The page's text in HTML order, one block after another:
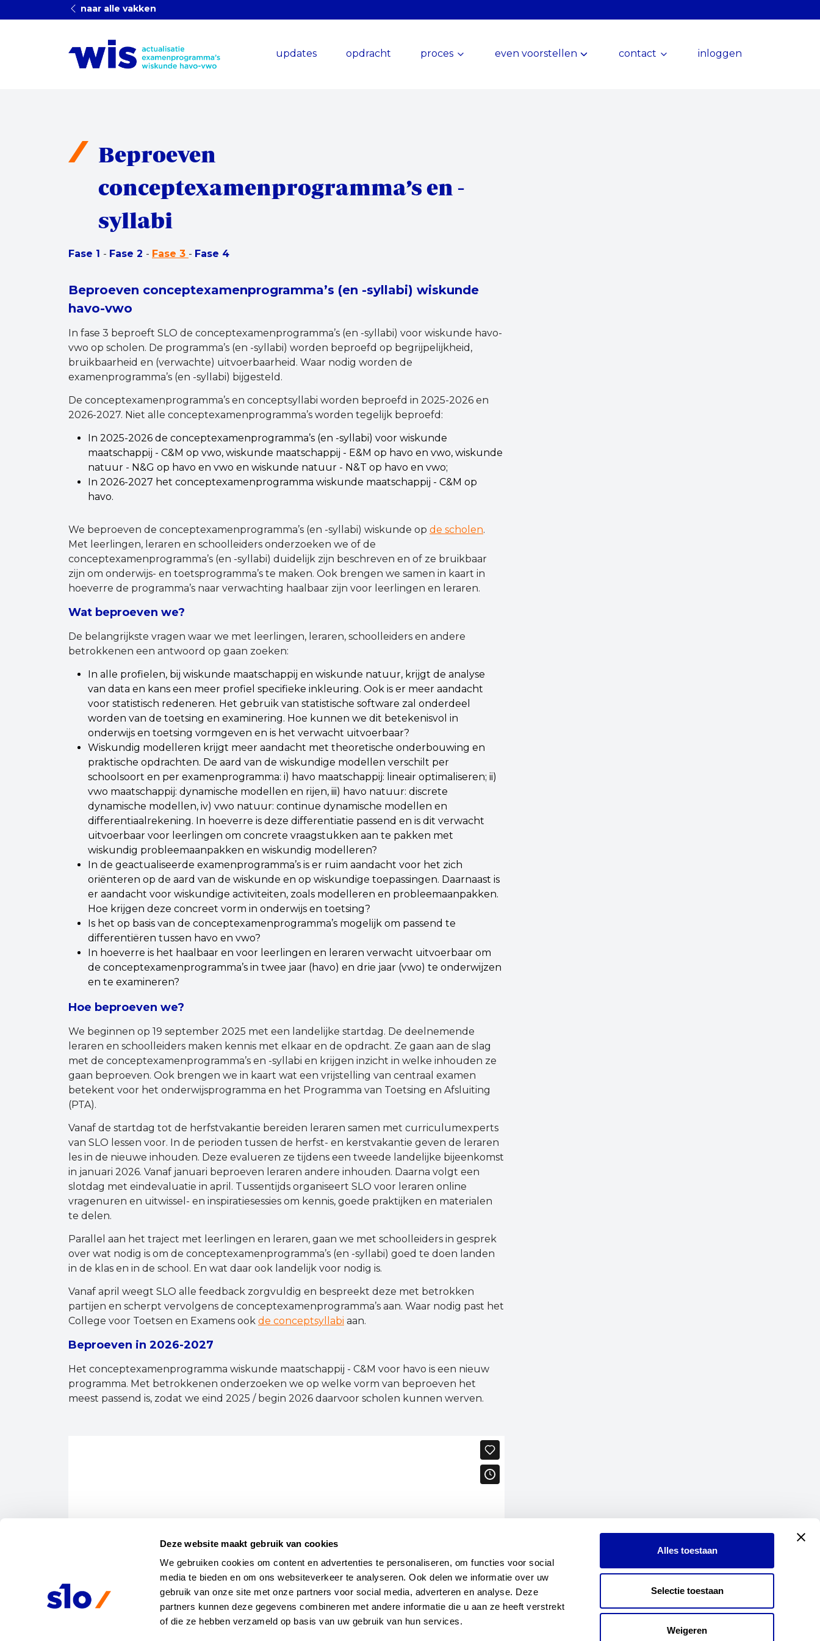
Deze website maakt gebruik van cookies
We gebruiken cookies om content en advertenties te personaliseren, om functies voor social
media te bieden en om ons websiteverkeer te analyseren. Ook delen we informatie over uw
gebruik van onze site met onze partners voor social media, adverteren en analyse. Deze
partners kunnen deze gegevens combineren met andere informatie die u aan ze heeft verstrekt
of die ze hebben verzameld op basis van uw gebruik van hun services.
Alles toestaan
Selectie toestaan
Weigeren
naar alle vakken
updates opdracht proces even voorstellen contact inloggen
Beproeven
conceptexamenprogramma’s en -
syllabi
Fase 1 - Fase 2 - Fase 3 - Fase 4
Beproeven conceptexamenprogramma’s (en -syllabi) wiskunde
havo-vwo
In fase 3 beproeft SLO de conceptexamenprogramma’s (en -syllabi) voor wiskunde havo-
vwo op scholen. De programma’s (en -syllabi) worden beproefd op begrijpelijkheid,
bruikbaarheid en (verwachte) uitvoerbaarheid. Waar nodig worden de
examenprogramma’s (en -syllabi) bijgesteld.
De conceptexamenprogramma’s en conceptsyllabi worden beproefd in 2025-2026 en
2026-2027. Niet alle conceptexamenprogramma’s worden tegelijk beproefd:
In 2025-2026 de conceptexamenprogramma’s (en -syllabi) voor wiskunde
maatschappij - C&M op vwo, wiskunde maatschappij - E&M op havo en vwo, wiskunde
natuur - N&G op havo en vwo en wiskunde natuur - N&T op havo en vwo;
In 2026-2027 het conceptexamenprogramma wiskunde maatschappij - C&M op
havo.
We beproeven de conceptexamenprogramma’s (en -syllabi) wiskunde op de scholen.
Met leerlingen, leraren en schoolleiders onderzoeken we of de
conceptexamenprogramma’s (en -syllabi) duidelijk zijn beschreven en of ze bruikbaar
zijn om onderwijs- en toetsprogramma’s te maken. Ook brengen we samen in kaart in
hoeverre de programma’s naar verwachting haalbaar zijn voor leerlingen en leraren.
Wat beproeven we?
De belangrijkste vragen waar we met leerlingen, leraren, schoolleiders en andere
betrokkenen een antwoord op gaan zoeken:
In alle profielen, bij wiskunde maatschappij en wiskunde natuur, krijgt de analyse
van data en kans een meer profiel specifieke inkleuring. Ook is er meer aandacht
voor statistisch redeneren. Het gebruik van statistische software zal onderdeel
worden van de toetsing en examinering. Hoe kunnen we dit betekenisvol in
onderwijs en toetsing vormgeven en is het verwacht uitvoerbaar?
Wiskundig modelleren krijgt meer aandacht met theoretische onderbouwing en
praktische opdrachten. De aard van de wiskundige modellen verschilt per
schoolsoort en per examenprogramma: i) havo maatschappij: lineair optimaliseren; ii)
vwo maatschappij: dynamische modellen en rijen, iii) havo natuur: discrete
dynamische modellen, iv) vwo natuur: continue dynamische modellen en
differentiaalrekening. In hoeverre is deze differentiatie passend en is dit verwacht
uitvoerbaar voor leerlingen om concrete vraagstukken aan te pakken met
wiskundig probleemaanpakken en wiskundig modelleren?
In de geactualiseerde examenprogramma’s is er ruim aandacht voor het zich
oriënteren op de aard van de wiskunde en op wiskundige toepassingen. Daarnaast is
er aandacht voor wiskundige activiteiten, zoals modelleren en probleemaanpakken.
Hoe krijgen deze concreet vorm in onderwijs en toetsing?
Is het op basis van de conceptexamenprogramma’s mogelijk om passend te
differentiëren tussen havo en vwo?
In hoeverre is het haalbaar en voor leerlingen en leraren verwacht uitvoerbaar om
de conceptexamenprogramma’s in twee jaar (havo) en drie jaar (vwo) te onderwijzen
en te examineren?
Hoe beproeven we?
We beginnen op 19 september 2025 met een landelijke startdag. De deelnemende
leraren en schoolleiders maken kennis met elkaar en de opdracht. Ze gaan aan de slag
met de conceptexamenprogramma’s en -syllabi en krijgen inzicht in welke inhouden ze
gaan beproeven. Ook brengen we in kaart wat een vrijstelling van centraal examen
betekent voor het onderwijsprogramma en het Programma van Toetsing en Afsluiting
(PTA).
Vanaf de startdag tot de herfstvakantie bereiden leraren samen met curriculumexperts
van SLO lessen voor. In de perioden tussen de herfst- en kerstvakantie geven de leraren
les in de nieuwe inhouden. Deze evalueren ze tijdens een tweede landelijke bijeenkomst
in januari 2026. Vanaf januari beproeven leraren andere inhouden. Daarna volgt een
slotdag met eindevaluatie in april. Tussentijds organiseert SLO voor leraren online
vragenuren en uitwissel- en inspiratiesessies om kennis, goede praktijken en materialen
te delen.
Parallel aan het traject met leerlingen en leraren, gaan we met schoolleiders in gesprek
over wat nodig is om de conceptexamenprogramma’s (en -syllabi) goed te doen landen
in de klas en in de school. En wat daar ook landelijk voor nodig is.
Vanaf april weegt SLO alle feedback zorgvuldig en bespreekt deze met betrokken
partijen en scherpt vervolgens de conceptexamenprogramma’s aan. Waar nodig past het
College voor Toetsen en Examens ook de conceptsyllabi aan.
Beproeven in 2026-2027
Het conceptexamenprogramma wiskunde maatschappij - C&M voor havo is een nieuw
programma. Met betrokkenen onderzoeken we op welke vorm van beproeven het
meest passend is, zodat we eind 2025 / begin 2026 daarvoor scholen kunnen werven.